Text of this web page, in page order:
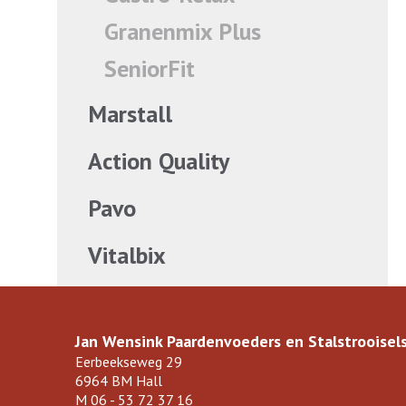
Granenmix Plus
SeniorFit
Marstall
Action Quality
Pavo
Vitalbix
Jan Wensink Paardenvoeders en
Eerbeekseweg 29
6964 BM Hall
M 06 - 53 72 37 16